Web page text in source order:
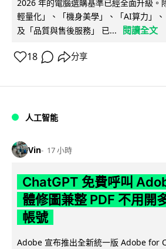
2026 年的電腦選購基準已經全面升級。
輕量化」、「機身美學」、「AI算力」
及「品質與售後服務」 已...
閱讀全文
18 分享
人工智能
Vin 17 小時
ChatGPT 免費呼叫
體修圖兼整 PDF 不用開
帳號
Adobe 宣布推出全新統一版 Adobe for